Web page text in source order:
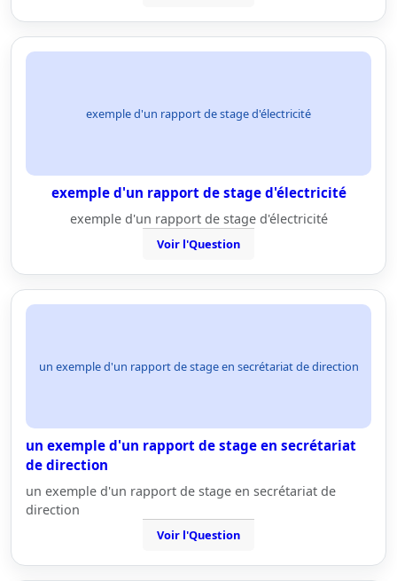
exemple d'un rapport de stage d'électricité
exemple d'un rapport de stage d'électricité
exemple d'un rapport de stage d'électricité
Voir l'Question
un exemple d'un rapport de stage en secrétariat de direction
un exemple d'un rapport de stage en secrétariat
de direction
un exemple d'un rapport de stage en secrétariat de
direction
Voir l'Question